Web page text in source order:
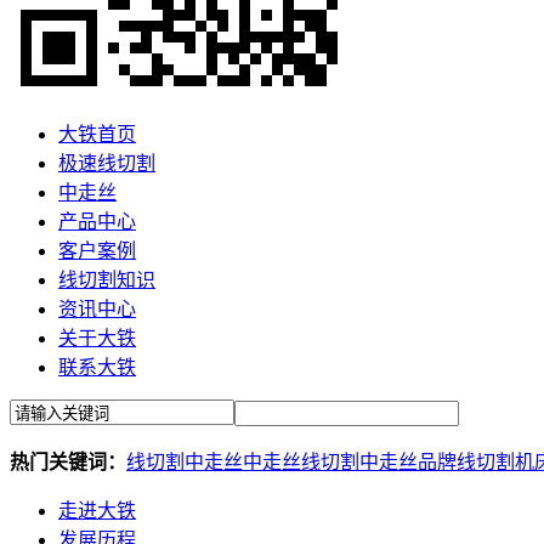
大铁首页
极速线切割
中走丝
产品中心
客户案例
线切割知识
资讯中心
关于大铁
联系大铁
热门关键词： 线切割 中走丝中走丝线切割 中走丝品牌线切割机
走进大铁
发展历程